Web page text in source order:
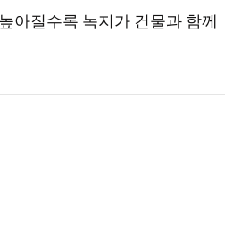
아질수록 녹지가 건물과 함께